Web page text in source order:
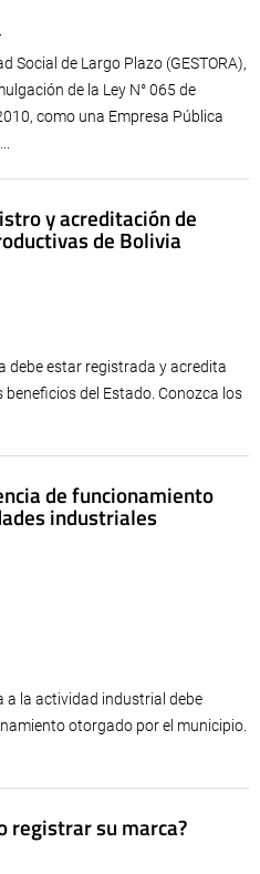
Social de Largo Plazo (GESTORA),
de la Ley N° 065 de
como una Empresa Pública
y acreditación de
de Bolivia
debe estar registrada y acredita
del Estado. Conozca los
de funcionamiento
industriales
a la actividad industrial debe
otorgado por el municipio.
registrar su marca?